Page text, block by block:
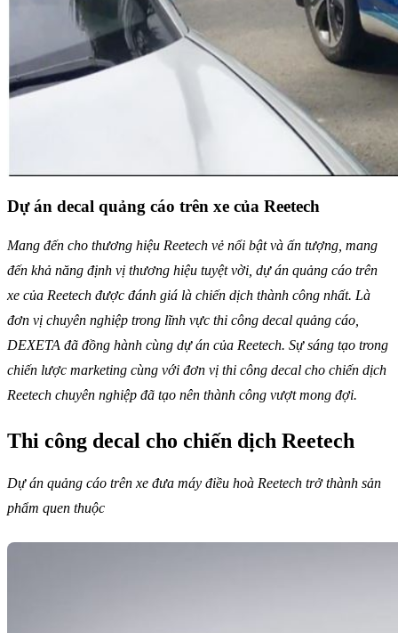
Dự án decal quảng cáo trên xe của Reetech
Mang đến cho thương hiệu Reetech vẻ nổi bật và ấn tượng, mang
đến khả năng định vị thương hiệu tuyệt vời, dự án quảng cáo trên
xe của Reetech được đánh giá là chiến dịch thành công nhất. Là
đơn vị chuyên nghiệp trong lĩnh vực thi công decal quảng cáo,
DEXETA đã đồng hành cùng dự án của Reetech. Sự sáng tạo trong
chiến lược marketing cùng với đơn vị thi công decal cho chiến dịch
Reetech chuyên nghiệp đã tạo nên thành công vượt mong đợi.
Thi công decal cho chiến dịch Reetech
Dự án quảng cáo trên xe đưa máy điều hoà Reetech trở thành sản
phẩm quen thuộc